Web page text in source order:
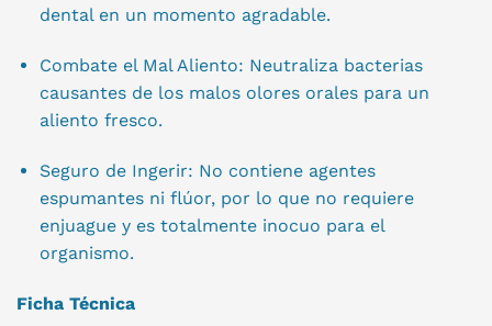
dental en un momento agradable.
Combate el Mal Aliento: Neutraliza bacterias
causantes de los malos olores orales para un
aliento fresco.
Seguro de Ingerir: No contiene agentes
espumantes ni flúor, por lo que no requiere
enjuague y es totalmente inocuo para el
organismo.
Ficha Técnica